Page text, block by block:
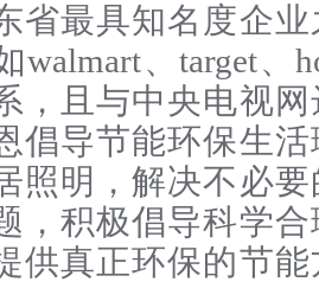
省最具知名度企
walmart、target、
，且与中央电视
倡导节能环保生
照明，解决不必
，积极倡导科学
供真正环保的节